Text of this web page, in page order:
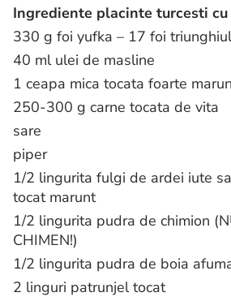
Ingrediente placinte turcesti cu
330 g foi yufka – 17 foi
40 ml ulei de masline
1 ceapa mica tocata foarte
250-300 g carne tocata de vita
sare
piper
1/2 lingurita fulgi de ardei iute
tocat marunt
1/2 lingurita pudra de chimion
CHIMEN!)
1/2 lingurita pudra de boia
2 linguri patrunjel tocat